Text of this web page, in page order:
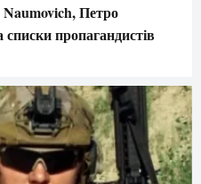
Петро
пропагандистів